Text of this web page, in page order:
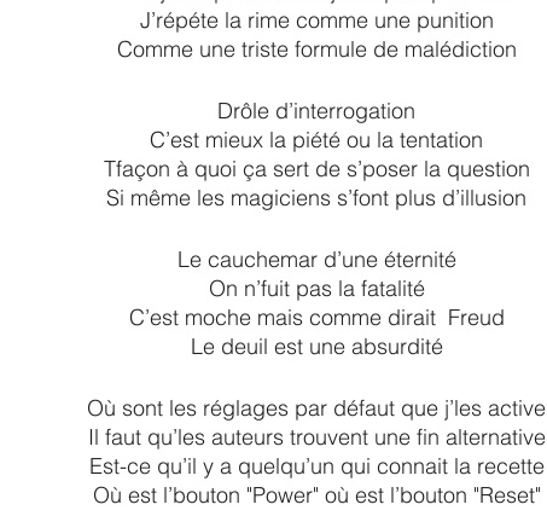
J’répéte la rime comme une punition
Comme une triste formule de malédiction
Drôle d’interrogation
C’est mieux la piété ou la tentation
Tfaçon à quoi ça sert de s’poser la question
Si même les magiciens s’font plus d’illusion
Le cauchemar d’une éternité
On n’fuit pas la fatalité
C’est moche mais comme dirait  Freud
Le deuil est une absurdité
Où sont les réglages par défaut que j’les active
Il faut qu’les auteurs trouvent une fin alternative
Est-ce qu’il y a quelqu’un qui connait la recette
Où est l’bouton "Power" où est l’bouton "Reset"